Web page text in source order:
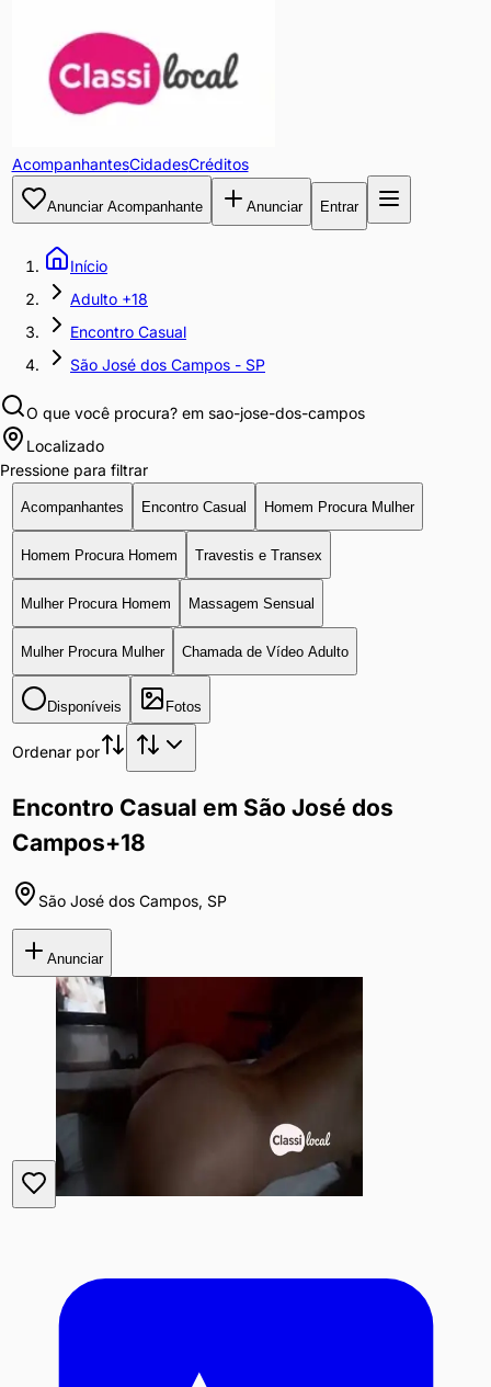
AcompanhantesCidadesCréditos
Anunciar Acompanhante Anunciar Entrar
Início
Adulto +18
Encontro Casual
São José dos Campos - SP
O que você procura? em sao-jose-dos-campos
Localizado
Pressione para filtrar
Acompanhantes Encontro Casual Homem Procura Mulher
Homem Procura Homem Travestis e Transex
Mulher Procura Homem Massagem Sensual
Mulher Procura Mulher Chamada de Vídeo Adulto
Disponíveis Fotos
Ordenar por
Encontro Casual em São José dos
Campos+18
São José dos Campos, SP
Anunciar